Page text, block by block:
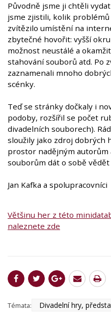
Původně jsme ji chtěli
jsme zjistili, kolik
zvítězilo umístění na
zbytečné hovořit: vyšší
možnost neustálé a
stahování souborů atd. Po
zaznamenali mnoho
scénky.
Teď se stránky dočkaly i
podoby, rozšířil se počet
divadelních souborech).
sloužily jako zdroj dobrých
prostor nadějným autorům
souborům dát o sobě
Jan Kafka a spolupracovníci
Většinu her z této
naleznete zde
Témata: Divadelní hry,